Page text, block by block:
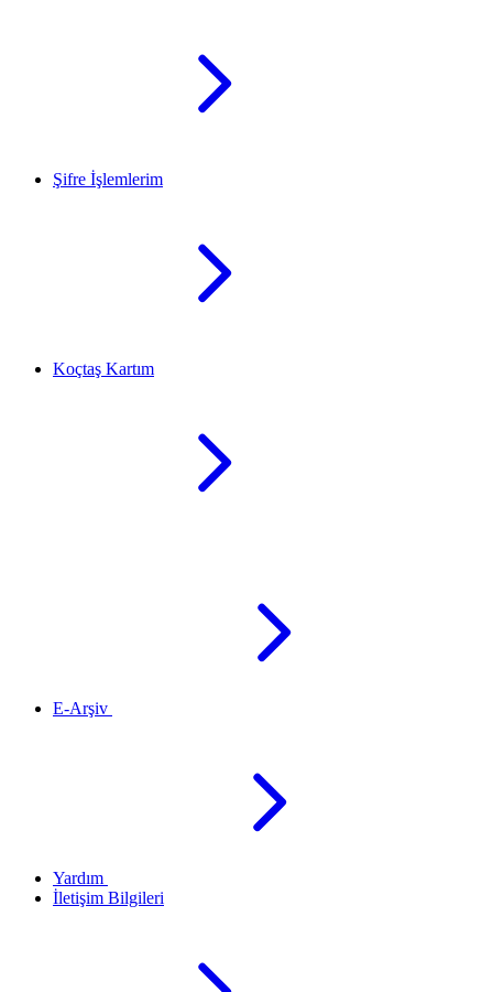
Şifre İşlemlerim
Koçtaş Kartım
E-Arşiv
Yardım
İletişim Bilgileri